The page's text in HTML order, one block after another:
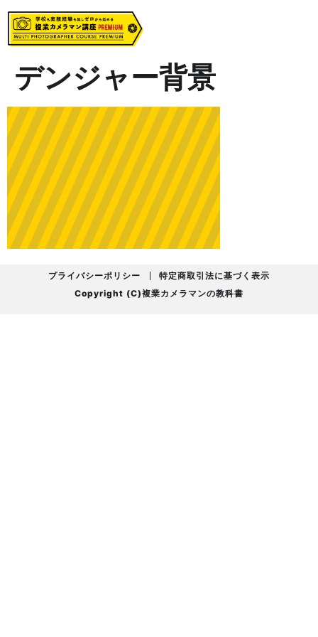
デンジャー背景
プライバシーポリシー
特定商取引法に基づく表示
Copyright (C)複業カメラマンの教科書